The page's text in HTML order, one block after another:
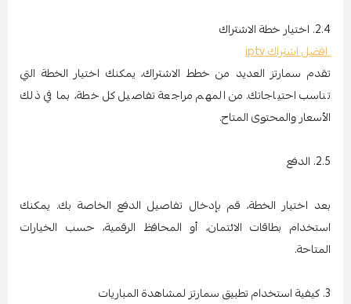
2.4. اختيار خطة الاشتراك
افضل اشتراك iptv
تقدم سمارتز العديد من خطط الاشتراك، يمكنك اختيار الخطة التي
تناسب احتياجاتك. من المهم مراجعة تفاصيل كل خطة، بما في ذلك
الأسعار والمحتوى المتاح.
2.5. الدفع
بعد اختيار الخطة، قم بإدخال تفاصيل الدفع الخاصة بك. يمكنك
استخدام بطاقات الائتمان، أو المحافظ الرقمية، حسب الخيارات
المتاحة.
3. كيفية استخدام تطبيق سمارتز لمشاهدة المباريات